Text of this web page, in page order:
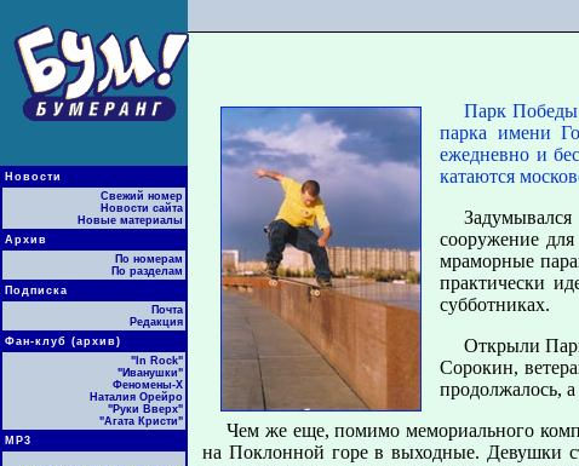
Новости
Свежий номер
Новости сайта
Новые материалы
Архив
По номерам
По разделам
Подписка
Почта
Редакция
Фан-клуб (архив)
"In Rock"
"Иванушки"
Феномены-Х
Наталия Орейро
"Руки Вверх"
"Агата Кристи"
МР3
Парк Победы
парка имени
ежедневно и
катаются
сооружение
мраморные
практически
субботниках.
Открыли
Сорокин,
продолжалось,
Чем же еще, помимо мемориального
на Поклонной горе в выходные. Девушки